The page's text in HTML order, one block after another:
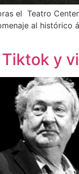
el Teatro
al
y